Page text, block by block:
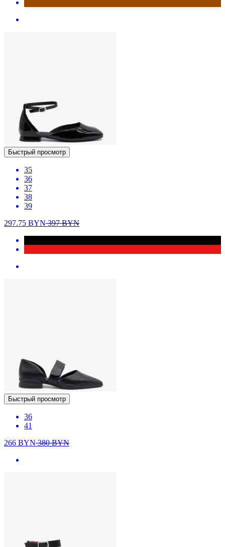
Быстрый просмотр
35
36
37
38
39
297.75 BYN397BYN
Быстрый просмотр
36
41
266 BYN380BYN